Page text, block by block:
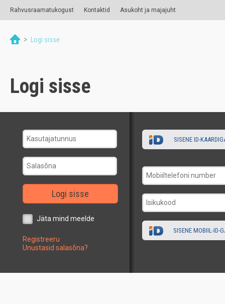
Rahvusraamatukogust Kontaktid Asukoht ja majajuht
> Logi sisse
Logi sisse
Logi sisse
Jäta mind meelde
Registreeru
Unustasid salasõna?
SISENE ID-
SISENE MOBIIL-ID-